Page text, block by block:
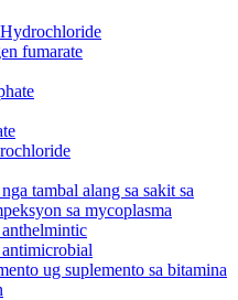
fumarate
tambal alang sa sakit sa
sa mycoplasma
ug suplemento sa bitamina